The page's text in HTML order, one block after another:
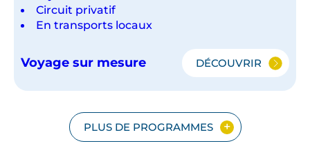
Circuit privatif
En transports locaux
Voyage sur mesure DÉCOUVRIR
L'ESSENTIEL
PLUS DE PROGRAMMES